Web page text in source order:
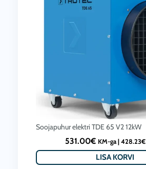
Soojapuhur elektri TDE 65 V2 12kW
531.00€ KM-ga | 428.23€
LISA KORVI